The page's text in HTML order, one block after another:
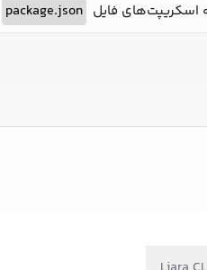
اسکریپت‌های فایل package.json